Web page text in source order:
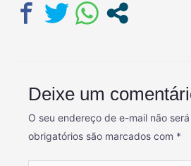
Deixe um
O seu endereço de e-mail não
obrigatórios são marcados com *